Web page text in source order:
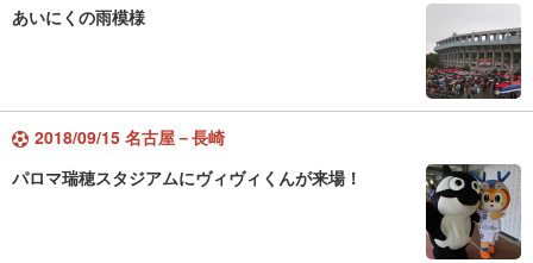
あいにくの雨模様
2018/09/15 名古屋－長崎
パロマ瑞穂スタジアムにヴィヴィくんが来場！